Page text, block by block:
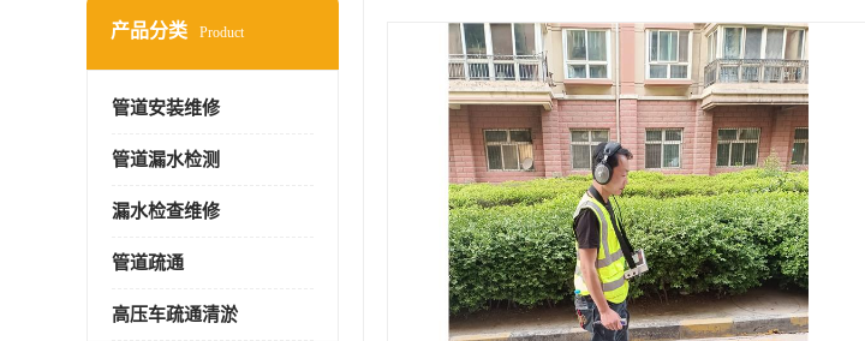
产品分类 Product
管道安装维修
管道漏水检测
漏水检查维修
管道疏通
高压车疏通清淤